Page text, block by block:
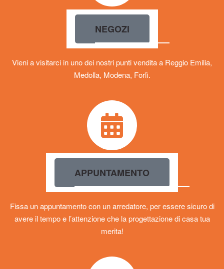
NEGOZI
Vieni a visitarci in uno dei nostri punti vendita a Reggio Emilia,
Medolla, Modena, Forlì.
APPUNTAMENTO
Fissa un appuntamento con un arredatore, per essere sicuro di
avere il tempo e l’attenzione che la progettazione di casa tua
merita!